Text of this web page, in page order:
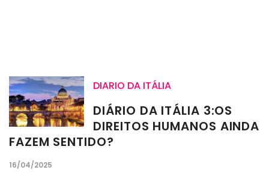
DIARIO DA ITÁLIA
DIÁRIO DA ITÁLIA 3:OS
DIREITOS HUMANOS AINDA
FAZEM SENTIDO?
16/04/2025